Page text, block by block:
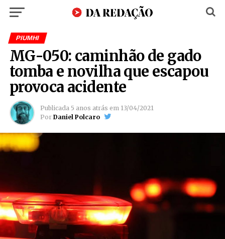
PIUMHI
MG-050: caminhão de gado
tomba e novilha que escapou
provoca acidente
Publicada 5 anos atrás em 13/04/2021
Por Daniel Polcaro